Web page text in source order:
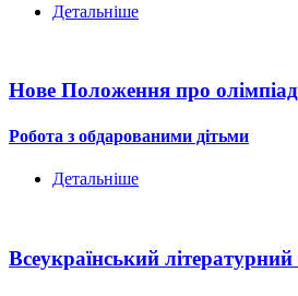
Детальніше
Нове Положення про
Робота з обдарованими дітьми
Детальніше
Всеукраїнський